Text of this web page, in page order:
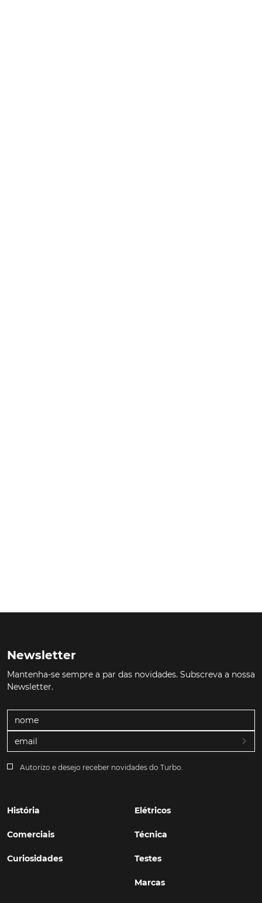
Newsletter
Mantenha-se sempre a par das novidades. Subscreva a nossa
Newsletter.
Autorizo e desejo receber novidades do Turbo.
História
Comerciais
Curiosidades
Elétricos
Técnica
Testes
Marcas